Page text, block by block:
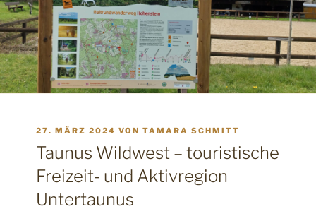
VERÖFFENTLICHT
AM
27. MÄRZ 2024 VONTAMARA SCHMITT
Taunus Wildwest – touristische
Freizeit- und Aktivregion
Untertaunus